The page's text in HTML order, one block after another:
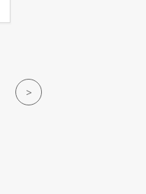
>